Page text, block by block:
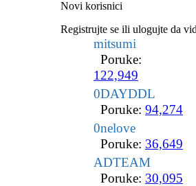
Novi korisnici
Registrujte se ili ulogujte da
mitsumi
Poruke:
122,949
0DAYDDL
Poruke: 94,274
0nelove
Poruke: 36,649
ADTEAM
Poruke: 30,095